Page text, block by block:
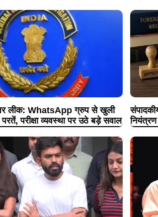
लीक: WhatsApp ग्रुप से खुली
परीक्षा व्यवस्था पर उठे बड़े सवाल
नियंत्रण